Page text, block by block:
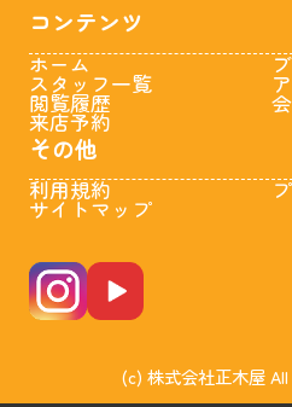
コンテンツ
ホーム
スタッフ一覧
閲覧履歴
来店予約
その他
利用規約
サイトマップ
(c) 株式会社正木屋